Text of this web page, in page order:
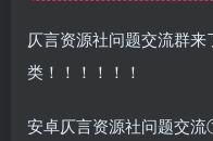
仄言资源社问题交流群
类！！！！！！
安卓仄言资源社问题交